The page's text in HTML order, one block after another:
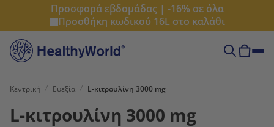
Προσφορά εβδομάδας | -16% σε όλα
Προσθήκη κωδικού 16L στο καλάθι
Κεντρική Ευεξία L-κιτρουλίνη 3000 mg
L-κιτρουλίνη 3000 mg